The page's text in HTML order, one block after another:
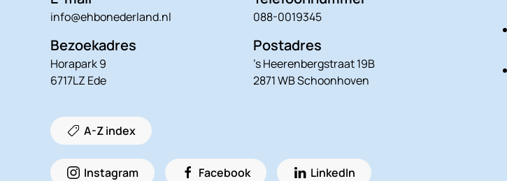
info@ehbonederland.nl 088-0019345
Bezoekadres
Horapark 9
6717LZ Ede
Postadres
’s Heerenbergstraat 19B
2871 WB Schoonhoven
A-Z index
Instagram Facebook LinkedIn